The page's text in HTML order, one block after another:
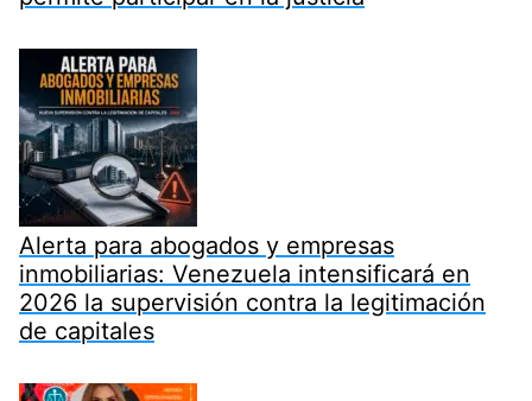
Alerta para abogados y empresas
inmobiliarias: Venezuela intensificará en
2026 la supervisión contra la legitimación
de capitales